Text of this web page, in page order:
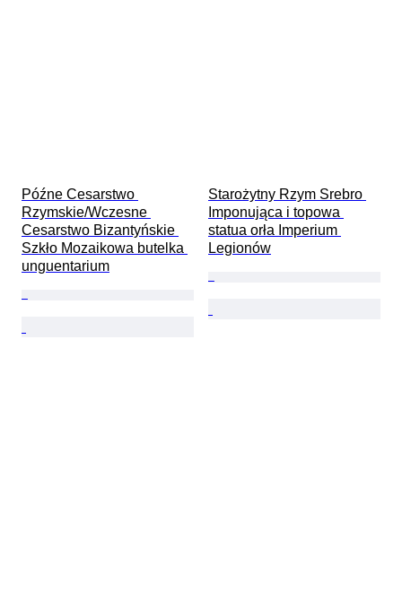
Późne Cesarstwo
Rzymskie/Wczesne
Cesarstwo Bizantyńskie
Szkło Mozaikowa butelka
unguentarium
Starożytny Rzym Srebro
Imponująca i topowa
statua orła Imperium
Legionów